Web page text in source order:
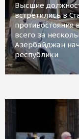
Высшие
встретились в
противостояния
всего за
Азербайджан
республики